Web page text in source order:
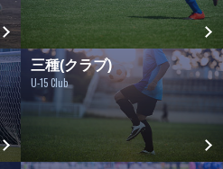
三種(クラブ)
U-15 Club